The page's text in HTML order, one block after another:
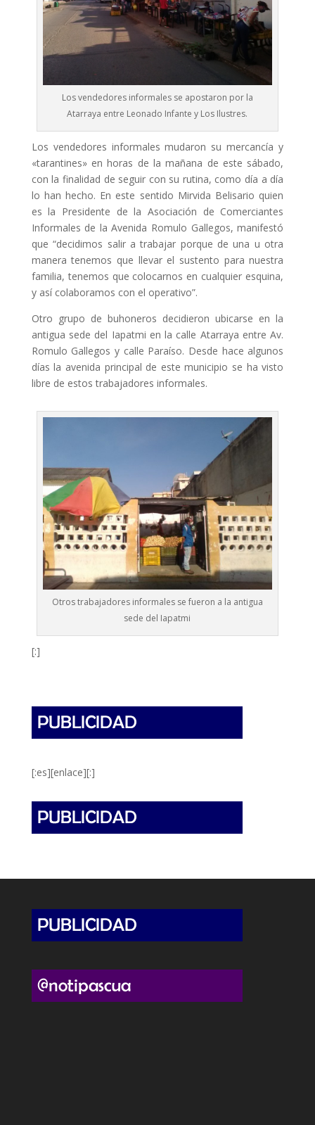
Los vendedores informales se apostaron por la
Atarraya entre Leonado Infante y Los Ilustres.
Los vendedores informales mudaron su mercancía y
«tarantines» en horas de la mañana de este sábado,
con la finalidad de seguir con su rutina, como día a día
lo han hecho. En este sentido Mirvida Belisario quien
es la Presidente de la Asociación de Comerciantes
Informales de la Avenida Romulo Gallegos, manifestó
que “decidimos salir a trabajar porque de una u otra
manera tenemos que llevar el sustento para nuestra
familia, tenemos que colocarnos en cualquier esquina,
y así colaboramos con el operativo”.
Otro grupo de buhoneros decidieron ubicarse en la
antigua sede del Iapatmi en la calle Atarraya entre Av.
Romulo Gallegos y calle Paraíso. Desde hace algunos
días la avenida principal de este municipio se ha visto
libre de estos trabajadores informales.
Otros trabajadores informales se fueron a la antigua
sede del Iapatmi
[:]
[:es][enlace][:]